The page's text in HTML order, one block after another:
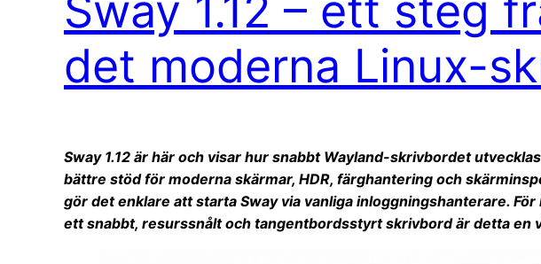
det moderna Linux-
Sway 1.12 är här och visar hur snabbt Wayland-skrivbordet
bättre stöd för moderna skärmar, HDR, färghantering och
gör det enklare att starta Sway via vanliga inloggningshanterare.
ett snabbt, resurssnålt och tangentbordsstyrt skrivbord är detta en